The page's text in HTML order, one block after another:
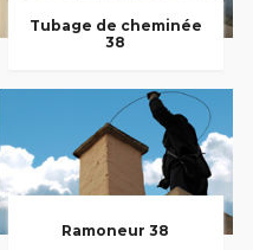
Tubage de cheminée
38
Ramoneur 38